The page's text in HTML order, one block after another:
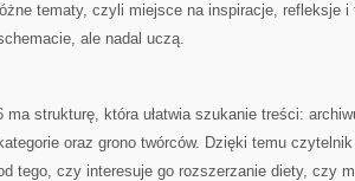
tematy, czyli miejsce na inspiracje, refleksje
ale nadal uczą.
ma strukturę, która ułatwia szukanie treści:
oraz grono twórców. Dzięki temu
tego, czy interesuje go rozszerzanie diety, czy